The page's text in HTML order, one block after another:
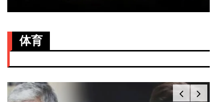
体育